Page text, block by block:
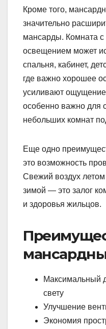
Кроме того,
значительно
мансарды. Комната
освещением может
спальня, кабинет,
где важно хорошее
усиливают ощущение
особенно важно для
небольших комнат
Еще одно
это возможность
Свежий воздух летом
зимой — это залог
и здоровья жильцов.
Максимальный
свету
Улучшение
Экономия